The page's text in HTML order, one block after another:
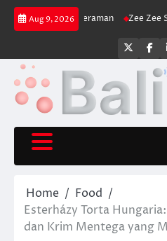
Skip
Aug 9, 2026
Cengkeraman Zee Zee Shahab,
Home
Food
Esterházy Torta
dan Krim Mentega yang